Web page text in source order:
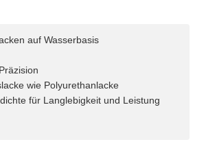
auf Wasserbasis
wie Polyurethanlacke
für Langlebigkeit und Leistung